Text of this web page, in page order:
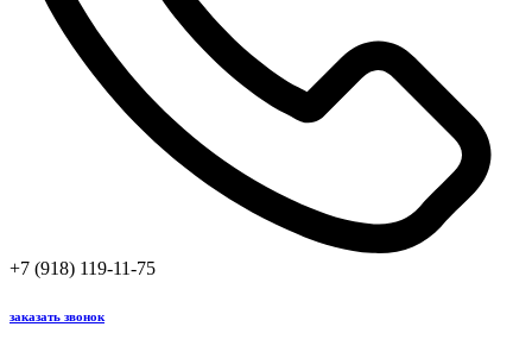
+7 (918) 119-11-75
заказать звонок